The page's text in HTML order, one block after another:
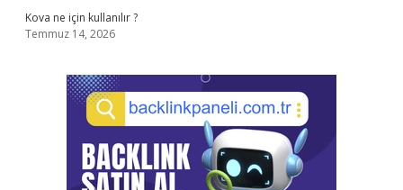
Kova ne için kullanılır ?
Temmuz 14, 2026